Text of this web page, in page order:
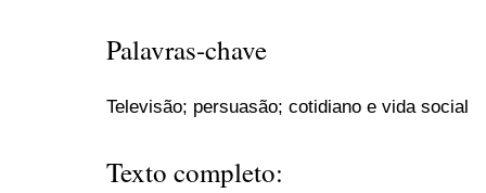
Palavras-chave
Televisão; persuasão; cotidiano e vida social
Texto completo: